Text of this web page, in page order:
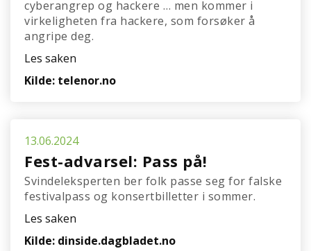
cyberangrep og hackere … men kommer i
virkeligheten fra hackere, som forsøker å
angripe deg.
Les saken
Kilde: telenor.no
13.06.2024
Fest-advarsel: Pass på!
Svindeleksperten ber folk passe seg for falske
festivalpass og konsertbilletter i sommer.
Les saken
Kilde: dinside.dagbladet.no